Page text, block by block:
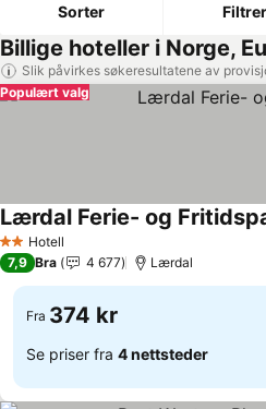
Sorter Filtrer
Billige hoteller i Norge,
Slik påvirkes søkeresultatene av
Populært valg
2 Stjerner
Hotell
Lærdal Ferie- og
7,9 Bra 4 677 Lærdal
Fra 374 kr
Se priser fra 4 nettsteder